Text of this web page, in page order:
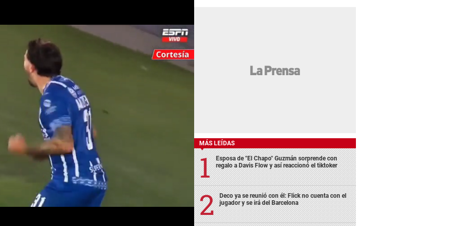
MÁS LEÍDAS
Esposa de "El Chapo" Guzmán sorprende con
regalo a Davis Flow y así reaccionó el tiktoker
Deco ya se reunió con él: Flick no cuenta con el
jugador y se irá del Barcelona